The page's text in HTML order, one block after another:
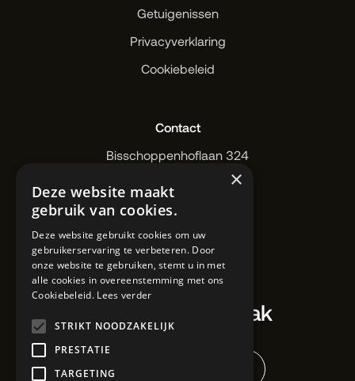
Getuigenissen
Privacyverklaring
Cookiebeleid
Contact
Bisschoppenhoflaan 324
IBZ20 1889 02
wilfred@wilfred.works
Maak een afspraak
×
Deze website maakt
gebruik van cookies.
Deze website gebruikt cookies om uw
gebruikerservaring te verbeteren. Door
onze website te gebruiken, stemt u in met
alle cookies in overeenstemming met ons
Cookiebeleid. Lees verder
STRIKT NOODZAKELIJK
PRESTATIE
TARGETING